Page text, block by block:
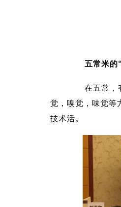
五常米的
在五常，有
觉，嗅觉，味觉等
技术活。